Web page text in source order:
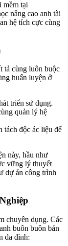
mềm tại
nâng cao anh tài
hệ tích cực cùng
tả cùng luôn buộc
huấn luyện ở
triển sử dụng.
quản lý hệ
tách độc ác liệu để
này, hầu như
vững lý thuyết
dự án công trình
chuyên dụng. Các
buôn buôn bán
da đình: